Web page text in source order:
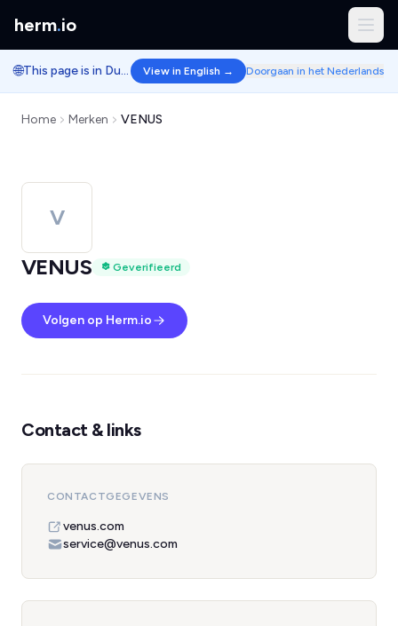
herm.io
🌐 This page is in Dutch. View in English → Doorgaan in het Nederlands
Home Merken VENUS
V
VENUS
Geverifieerd
Volgen op Herm.io
Contact & links
CONTACTGEGEVENS
venus.com
service@venus.com